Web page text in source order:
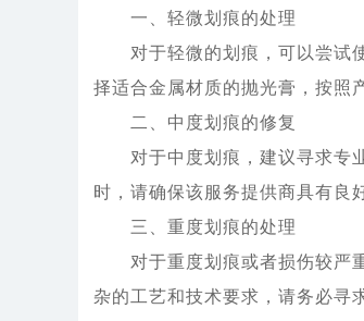
一、轻微划痕的处理
对于轻微的划痕，可以尝试使
择适合金属材质的抛光膏，按照
二、中度划痕的修复
对于中度划痕，建议寻求专业
时，请确保该服务提供商具有良
三、重度划痕的处理
对于重度划痕或者损伤较严重
杂的工艺和技术要求，请务必寻